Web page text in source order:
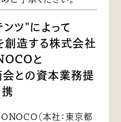
ツ"によって
創造する株式会社
と
との資本業務提
携
（本社：東京都